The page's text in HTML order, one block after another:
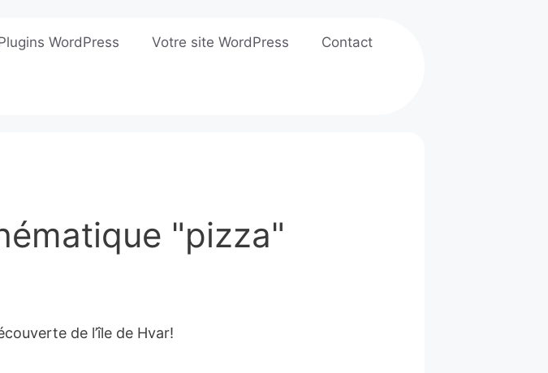
WordPress Votre site WordPress Contact
"pizza"
de l’île de Hvar!